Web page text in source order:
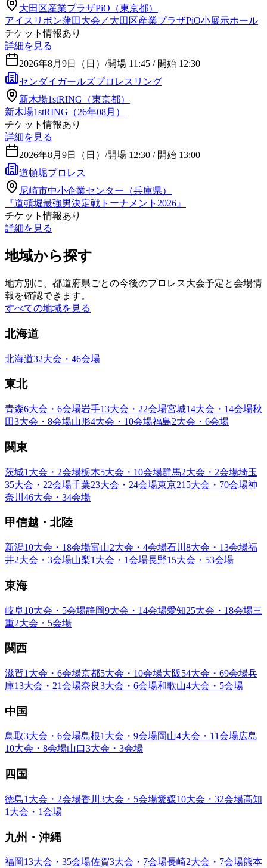
大田区産業プラザPiO（東京都）
アイスリボン蒲田大会／大田区産業プラザPiO小展示ホール
チケット情報あり
詳細を見る
2026年8月9日（日） /開場 11:45 / 開始 12:30
センダイガールズプロレスリング
新木場1stRING（東京都）
新木場1stRING（26年08月）
チケット情報あり
詳細を見る
2026年8月9日（日） /開場 12:30 / 開始 13:00
道頓堀プロレス
尼崎市中小企業センター（兵庫県）
『道頓堀最強男決定戦トーナメント2026』
チケット情報あり
詳細を見る
地域から探す
地方別に、都道府県ごとの今後のプロレス大会予定と会場情
報を確認できます。
すべての地域を見る
北海道
北海道32大会・46会場
東北
青森6大会・6会場岩手13大会・22会場宮城14大会・14会場秋
田3大会・8会場山形4大会・10会場福島2大会・6会場
関東
茨城1大会・2会場栃木5大会・10会場群馬2大会・2会場埼玉
35大会・22会場千葉23大会・24会場東京215大会・70会場神
奈川 46大会・34会場
甲信越・北陸
新潟10大会・18会場富山2大会・4会場石川 8大会・13会場福
井2大会・3会場山梨1大会・1会場長野15大会・53会場
東海
岐阜10大会・5会場静岡9大会・14会場愛知25大会・18会場三
重2大会・5会場
関西
滋賀1大会・6会場京都5大会・10会場大阪54大会・69会場兵
庫13大会・21会場奈良3大会・6会場和歌山4大会・5会場
中国
鳥取3大会・6会場島根1大会・9会場岡山4大会・11会場広島
10大会・8会場山口3大会・3会場
四国
徳島1大会・2会場香川 3大会・5会場愛媛10大会・32会場高知
1大会・1会場
九州・沖縄
福岡13大会・35会場佐賀3大会・7会場長崎2大会・7会場熊本